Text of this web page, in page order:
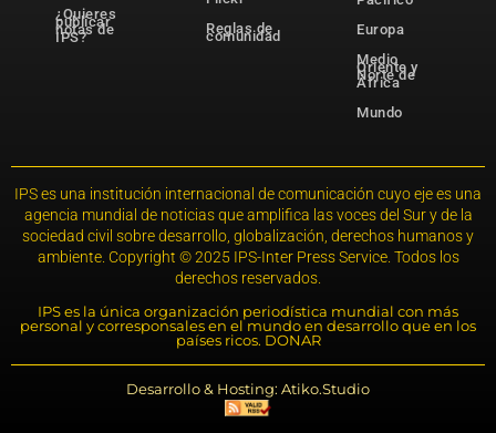
¿Quieres
publicar
notas de
IPS?
Reglas de
comunidad
Europa
Medio
Oriente y
Norte de
África
Mundo
IPS es una institución internacional de comunicación cuyo eje es una
agencia mundial de noticias que amplifica las voces del Sur y de la
sociedad civil sobre desarrollo, globalización, derechos humanos y
ambiente. Copyright © 2025 IPS-Inter Press Service. Todos los
derechos reservados.
IPS es la única organización periodística mundial con más
personal y corresponsales en el mundo en desarrollo que en los
países ricos. DONAR
Desarrollo & Hosting: Atiko.Studio